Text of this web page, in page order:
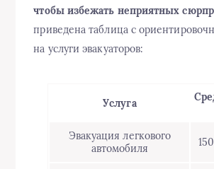
чтобы избежать неприятных
приведена таблица с
на услуги эвакуаторов:
Услуга
Эвакуация легкового
автомобиля